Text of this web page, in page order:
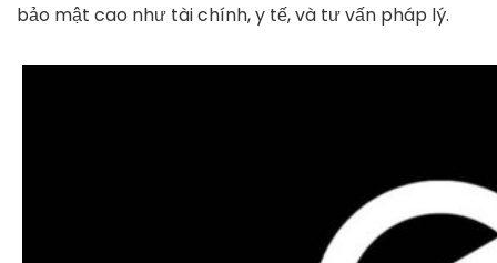
bảo mật cao như tài chính, y tế, và tư vấn pháp lý.